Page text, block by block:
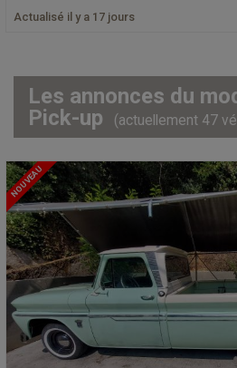
Actualisé il y a 17 jours
Les annonces du
Pick-up
(actuellement 47
NOUVEAU